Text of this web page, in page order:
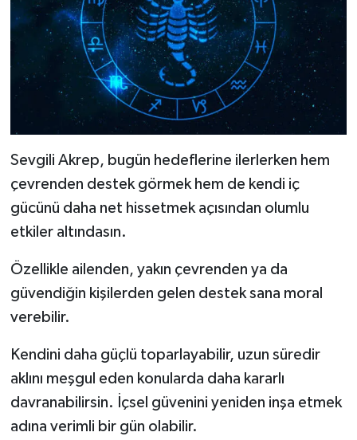
Sevgili Akrep, bugün hedeflerine ilerlerken hem
çevrenden destek görmek hem de kendi iç
gücünü daha net hissetmek açısından olumlu
etkiler altındasın.
Özellikle ailenden, yakın çevrenden ya da
güvendiğin kişilerden gelen destek sana moral
verebilir.
Kendini daha güçlü toparlayabilir, uzun süredir
aklını meşgul eden konularda daha kararlı
davranabilirsin. İçsel güvenini yeniden inşa etmek
adına verimli bir gün olabilir.